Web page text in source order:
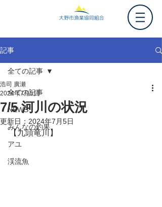
記事
全ての記事
NEWS
みんなの釣果
アユ
渓流魚
全ての記事
7/5 河川の状況
浩司 廣瀬
2024年7月5日
更新日： 2024年7月5日
【九頭竜川】